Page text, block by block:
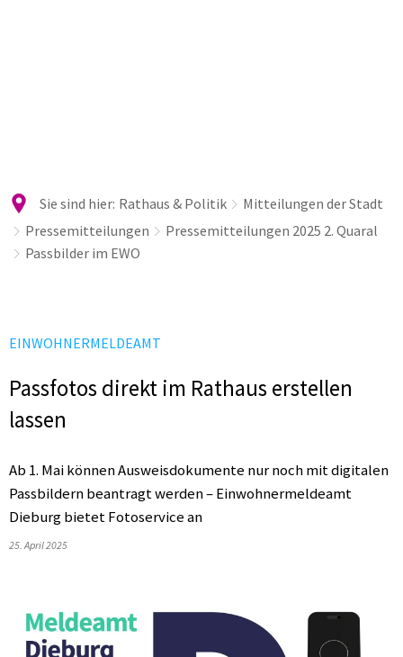
Sie sind hier: Rathaus & Politik
Mitteilungen der Stadt
Pressemitteilungen
Pressemitteilungen 2025 2. Quaral
Passbilder im EWO
EINWOHNERMELDEAMT
Passfotos direkt im Rathaus erstellen
lassen
Ab 1. Mai können Ausweisdokumente nur noch mit digitalen
Passbildern beantragt werden – Einwohnermeldeamt
Dieburg bietet Fotoservice an
25. April 2025